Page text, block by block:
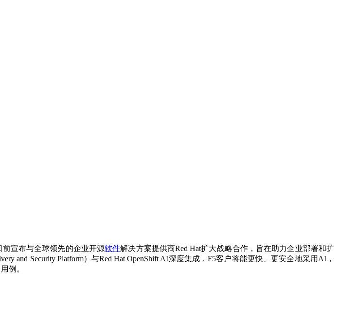
前宣布与全球领先的企业开源软件解决方案提供商Red Hat扩大战略合作，旨在助力企业部署和扩
and Security Platform）与Red Hat OpenShift AI深度集成，F5客户将能更快、更安全地采用AI，
例。